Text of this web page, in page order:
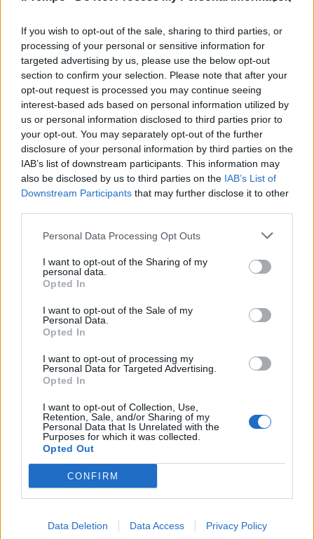
If you wish to opt-out of the sale, sharing to third parties, or
processing of your personal or sensitive information for
targeted advertising by us, please use the below opt-out
section to confirm your selection. Please note that after your
opt-out request is processed you may continue seeing
interest-based ads based on personal information utilized by
us or personal information disclosed to third parties prior to
your opt-out. You may separately opt-out of the further
disclosure of your personal information by third parties on the
IAB’s list of downstream participants. This information may
also be disclosed by us to third parties on the IAB’s List of
Downstream Participants that may further disclose it to other
Personal Data Processing Opt Outs
I want to opt-out of the Sharing of my
personal data.
Opted In
I want to opt-out of the Sale of my
Personal Data.
Opted In
I want to opt-out of processing my
Personal Data for Targeted Advertising.
Opted In
I want to opt-out of Collection, Use,
Retention, Sale, and/or Sharing of my
Personal Data that Is Unrelated with the
Purposes for which it was collected.
Opted Out
CONFIRM
Data Deletion Data Access Privacy Policy
presentato in Senato un’interrogazione
parlamentare, sollecitando il ministro della
Giustizia, Carlo Nordio, a rispondere
urgentemente su quei presunti rapporti tra
Forti e la ’ndrangheta.